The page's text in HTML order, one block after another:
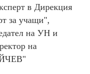
ИНТЕРЕСИ"
в Дирекция
за учащи",
на УН и
на